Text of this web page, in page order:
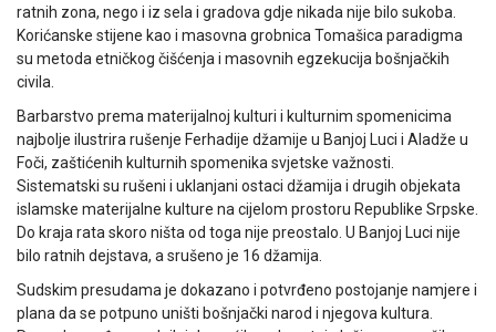
ratnih zona, nego i iz sela i gradova gdje nikada nije bilo sukoba.
Korićanske stijene kao i masovna grobnica Tomašica paradigma
su metoda etničkog čišćenja i masovnih egzekucija bošnjačkih
civila.
Barbarstvo prema materijalnoj kulturi i kulturnim spomenicima
najbolje ilustrira rušenje Ferhadije džamije u Banjoj Luci i Aladže u
Foči, zaštićenih kulturnih spomenika svjetske važnosti.
Sistematski su rušeni i uklanjani ostaci džamija i drugih objekata
islamske materijalne kulture na cijelom prostoru Republike Srpske.
Do kraja rata skoro ništa od toga nije preostalo. U Banjoj Luci nije
bilo ratnih dejstava, a srušeno je 16 džamija.
Sudskim presudama je dokazano i potvrđeno postojanje namjere i
plana da se potpuno uništi bošnjački narod i njegova kultura.